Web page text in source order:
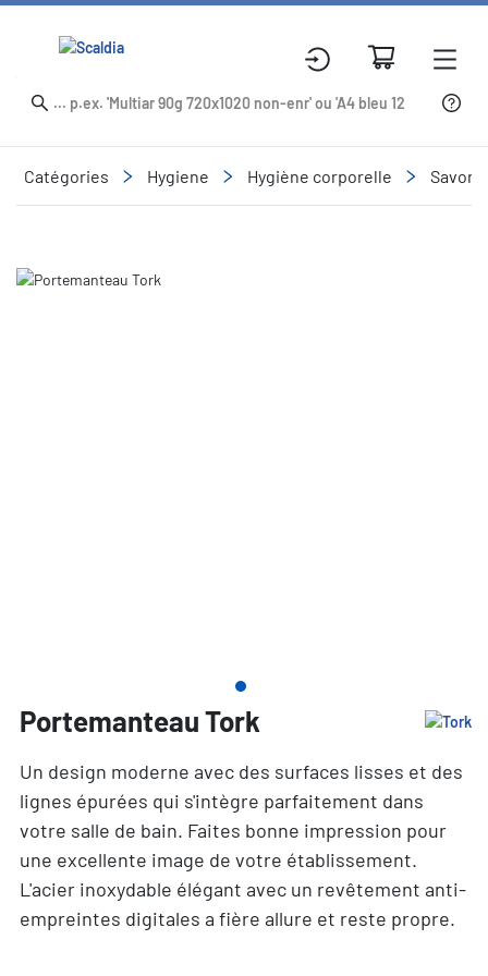
Catégories Hygiene Hygiène corporelle
Slide 1 of 1
Portemanteau Tork
Un design moderne avec des surfaces lisses et des
lignes épurées qui s'intègre parfaitement dans
votre salle de bain. Faites bonne impression pour
une excellente image de votre établissement.
L'acier inoxydable élégant avec un revêtement anti-
empreintes digitales a fière allure et reste propre.